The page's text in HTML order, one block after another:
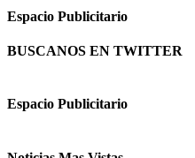
Espacio Publicitario
BUSCANOS EN TWITTER
Espacio Publicitario